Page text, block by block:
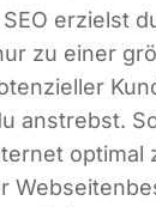
erzielst
zu einer
anstrebst.
opti­mal